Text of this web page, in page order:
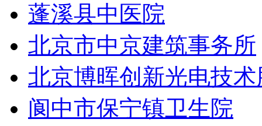
蓬溪县中医院
北京市中京建筑事务所
北京博晖创新光电技
阆中市保宁镇卫生院